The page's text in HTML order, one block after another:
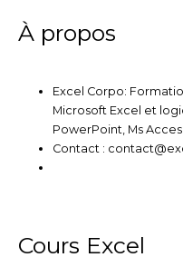
À propos
Excel Corpo:
Microsoft Excel et
PowerPoint, Ms
Contact :
Cours Excel